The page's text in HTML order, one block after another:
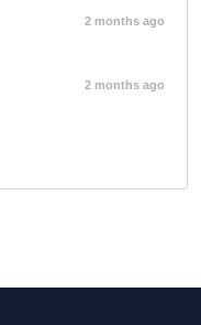
2 months ago
2 months ago